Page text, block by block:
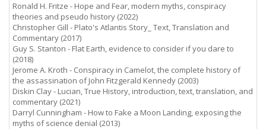
Ronald H. Fritze - Hope and Fear, modern myths, conspiracy
theories and pseudo history (2022)
Christopher Gill - Plato's Atlantis Story_ Text, Translation and
Commentary (2017)
Guy S. Stanton - Flat Earth, evidence to consider if you dare to
(2018)
Jerome A. Kroth - Conspiracy in Camelot, the complete history of
the assassination of John Fitzgerald Kennedy (2003)
Diskin Clay - Lucian, True History, introduction, text, translation, and
commentary (2021)
Darryl Cunningham - How to Fake a Moon Landing, exposing the
myths of science denial (2013)